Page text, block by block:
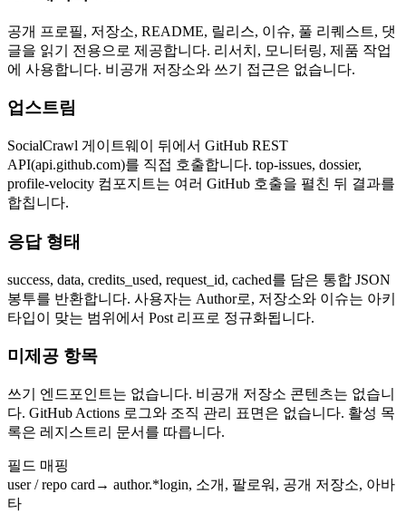
공개 프로필, 저장소, README, 릴리스, 이슈, 풀 리퀘스트, 댓
글을 읽기 전용으로 제공합니다. 리서치, 모니터링, 제품 작업
에 사용합니다. 비공개 저장소와 쓰기 접근은 없습니다.
업스트림
SocialCrawl 게이트웨이 뒤에서 GitHub REST
API(api.github.com)를 직접 호출합니다. top-issues, dossier,
profile-velocity 컴포지트는 여러 GitHub 호출을 펼친 뒤 결과를
합칩니다.
응답 형태
success, data, credits_used, request_id, cached를 담은 통합 JSON
봉투를 반환합니다. 사용자는 Author로, 저장소와 이슈는 아키
타입이 맞는 범위에서 Post 리프로 정규화됩니다.
미제공 항목
쓰기 엔드포인트는 없습니다. 비공개 저장소 콘텐츠는 없습니
다. GitHub Actions 로그와 조직 관리 표면은 없습니다. 활성 목
록은 레지스트리 문서를 따릅니다.
필드 매핑
user / repo card → author.*login, 소개, 팔로워, 공개 저장소, 아바
타